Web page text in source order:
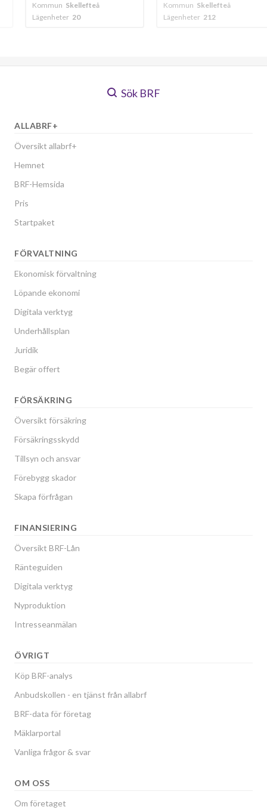
Kommun Kommun
Lägenheter
Sök BRF
ALLABRF+
Översikt allabrf+
Hemnet
BRF-Hemsida
Pris
Startpaket
FÖRVALTNING
Ekonomisk förvaltning
Löpande ekonomi
Digitala verktyg
Underhållsplan
Juridik
Begär offert
FÖRSÄKRING
Översikt försäkring
Försäkringsskydd
Tillsyn och ansvar
Förebygg skador
Skapa förfrågan
FINANSIERING
Översikt BRF-Lån
Ränteguiden
Digitala verktyg
Nyproduktion
Intresseanmälan
ÖVRIGT
Köp BRF-analys
Anbudskollen - en tjänst från allabrf
BRF-data för företag
Mäklarportal
Vanliga frågor & svar
OM OSS
Om företaget